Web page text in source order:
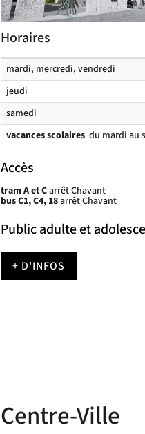
Horaires
Horaires
des
salles
de
lecture
mardi, mercredi, vendredi
jeudi
samedi
vacances scolairesdu mardi au
Accès
tram A et Carrêt Chavant
bus C1, C4, 18arrêt Chavant
Public adulte et
+ D'INFOS
Centre-Ville